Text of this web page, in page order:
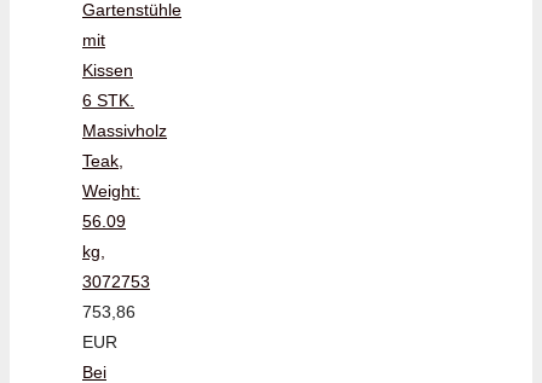
Gartenstühle
mit
Kissen
6 STK.
Massivholz
Teak,
Weight:
56.09
kg,
3072753
753,86
EUR
Bei